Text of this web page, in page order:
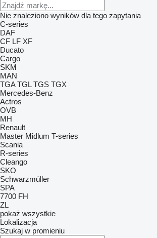
Nie znaleziono wyników dla tego zapytania
C-series
DAF
CF LF XF
Ducato
Cargo
SKM
MAN
TGA TGL TGS TGX
Mercedes-Benz
Actros
OVB
MH
Renault
Master Midlum T-series
Scania
R-series
Cleango
SKO
Schwarzmüller
SPA
7700 FH
ZL
pokaż wszystkie
Lokalizacja
Szukaj w promieniu